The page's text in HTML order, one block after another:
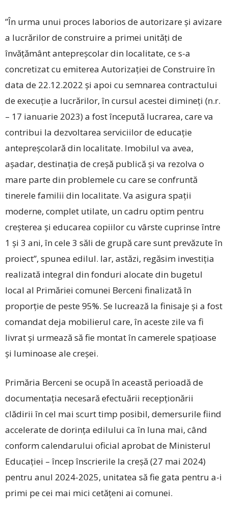
”În urma unui proces laborios de autorizare și avizare
a lucrărilor de construire a primei unități de
învățământ antepreșcolar din localitate, ce s-a
concretizat cu emiterea Autorizației de Construire în
data de 22.12.2022 și apoi cu semnarea contractului
de execuție a lucrărilor, în cursul acestei dimineți (n.r.
– 17 ianuarie 2023) a fost începută lucrarea, care va
contribui la dezvoltarea serviciilor de educație
antepreșcolară din localitate. Imobilul va avea,
așadar, destinația de creșă publică și va rezolva o
mare parte din problemele cu care se confruntă
tinerele familii din localitate. Va asigura spații
moderne, complet utilate, un cadru optim pentru
creșterea și educarea copiilor cu vârste cuprinse între
1 și 3 ani, în cele 3 săli de grupă care sunt prevăzute în
proiect”, spunea edilul. Iar, astăzi, regăsim investiția
realizată integral din fonduri alocate din bugetul
local al Primăriei comunei Berceni finalizată în
proporție de peste 95%. Se lucrează la finisaje și a fost
comandat deja mobilierul care, în aceste zile va fi
livrat și urmează să fie montat în camerele spațioase
și luminoase ale creșei.
Primăria Berceni se ocupă în această perioadă de
documentația necesară efectuării recepționării
clădirii în cel mai scurt timp posibil, demersurile fiind
accelerate de dorința edilului ca în luna mai, când
conform calendarului oficial aprobat de Ministerul
Educației – încep înscrierile la creșă (27 mai 2024)
pentru anul 2024-2025, unitatea să fie gata pentru a-i
primi pe cei mai mici cetățeni ai comunei.